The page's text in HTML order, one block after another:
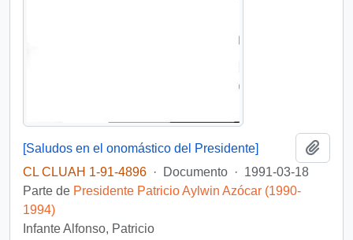
[Saludos en el onomástico del Presidente]
CL CLUAH 1-91-4896 · Documento · 1991-03-18
Parte de Presidente Patricio Aylwin Azócar (1990-
1994)
Infante Alfonso, Patricio